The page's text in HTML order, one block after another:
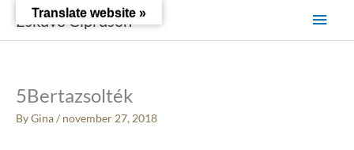
content
Esküvő Cipruson
Main
5Bertazsolték
ByGina/ november 27, 2018
Translate website »